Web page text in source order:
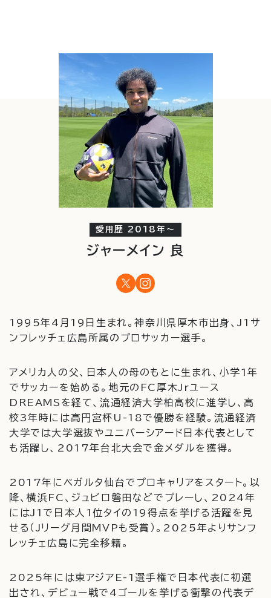
愛用歴 2018年〜
ジャーメイン 良
1995年4月19日生まれ。神奈川県厚木市出身、J1サ
ンフレッチェ広島所属のプロサッカー選手。
アメリカ人の父、日本人の母のもとに生まれ、小学1年
でサッカーを始める。地元のFC厚木Jrユース
DREAMSを経て、流通経済大学柏高校に進学し、高
校3年時には高円宮杯U-18で優勝を経験。流通経済
大学では大学選抜やユニバーシアード日本代表として
も活躍し、2017年台北大会で金メダルを獲得。
2017年にベガルタ仙台でプロキャリアをスタート。以
降、横浜FC、ジュビロ磐田などでプレーし、2024年
にはJ1で日本人1位タイの19得点を挙げる活躍を見
せる（Jリーグ月間MVPも受賞）。2025年よりサンフ
レッチェ広島に完全移籍。
2025年には東アジアE-1選手権で日本代表に初選
出され、デビュー戦で4ゴールを挙げる衝撃の代表デ